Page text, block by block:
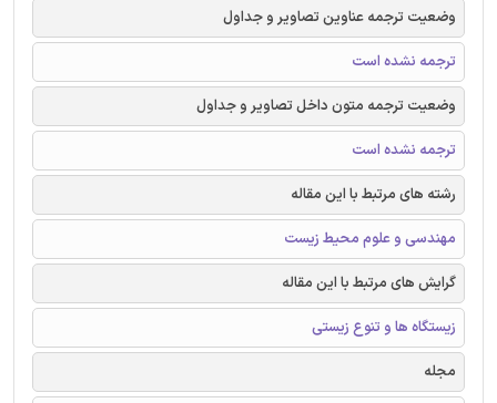
وضعیت ترجمه عناوین تصاویر و جداول
ترجمه نشده است
وضعیت ترجمه متون داخل تصاویر و جداول
ترجمه نشده است
رشته های مرتبط با این مقاله
مهندسی و علوم محیط زیست
گرایش های مرتبط با این مقاله
زیستگاه ها و تنوع زیستی
مجله